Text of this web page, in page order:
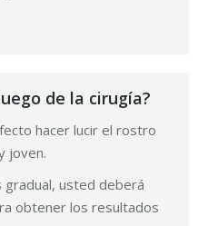
de la cirugía?
hacer lucir el rostro
joven.
gradual, usted deberá
obtener los resultados